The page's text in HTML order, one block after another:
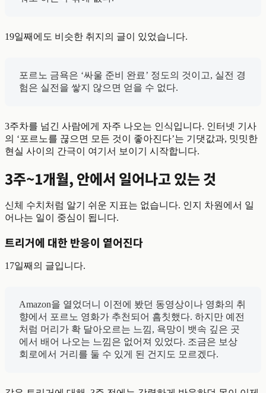
19일째에도 비슷한 취지의 글이 있었습니다.
포르노 금욕은 ‘싸울 준비 완료’ 정도의 것이고, 실전 경
험은 실전을 쌓지 않으면 얻을 수 없다.
3주차를 넘긴 사람에게 자주 나오는 인식입니다. 인터넷 기사
의 ‘포르노를 끊으면 모든 것이 좋아진다’는 기댓값과, 밋밋한
현실 사이의 간극이 여기서 보이기 시작합니다.
3주~1개월, 안에서 일어나고 있는 것
신체 수치처럼 알기 쉬운 지표는 없습니다. 인지 차원에서 일
어나는 일이 중심이 됩니다.
트리거에 대한 반응이 옅어진다
17일째의 글입니다.
Amazon을 열었더니 이전에 봤던 동영상이나 영화의 취
향에서 포르노 영화가 추천되어 흠칫했다. 하지만 예전
처럼 머리가 확 달아오르는 느낌, 욕망이 뱃속 깊은 곳
에서 배어 나오는 느낌은 없어져 있었다. 조금은 보상
회로에서 거리를 둘 수 있게 된 건지도 모르겠다.